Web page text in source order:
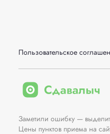
Пользовательское
Заметили ошибку —
Цены пунктов приема на